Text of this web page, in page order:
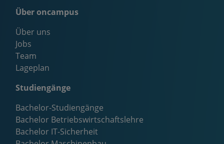
Über oncampus
Über uns
Jobs
Team
Lageplan
Studiengänge
Bachelor-Studiengänge
Bachelor Betriebswirtschaftslehre
Bachelor IT-Sicherheit